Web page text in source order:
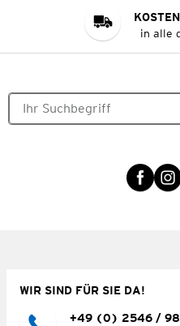
in alle
WIR SIND FÜR SIE DA!
+49 (0) 2546 / 98